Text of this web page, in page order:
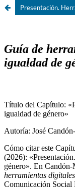
Presentación.